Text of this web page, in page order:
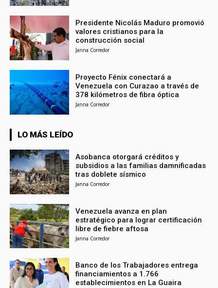
Presidente Nicolás Maduro promovió
valores cristianos para la
construcción social
Janna Corredor
Proyecto Fénix conectará a
Venezuela con Curazao a través de
378 kilómetros de fibra óptica
Janna Corredor
LO MÁS LEÍDO
Asobanca otorgará créditos y
subsidios a las familias damnificadas
tras doblete sísmico
Janna Corredor
Venezuela avanza en plan
estratégico para lograr certificación
libre de fiebre aftosa
Janna Corredor
Banco de los Trabajadores entrega
financiamientos a 1.766
establecimientos en La Guaira